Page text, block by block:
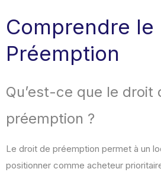
Comprendre le
Préemption
Qu’est-ce que le droit
préemption ?
Le droit de préemption permet à un
positionner comme acheteur